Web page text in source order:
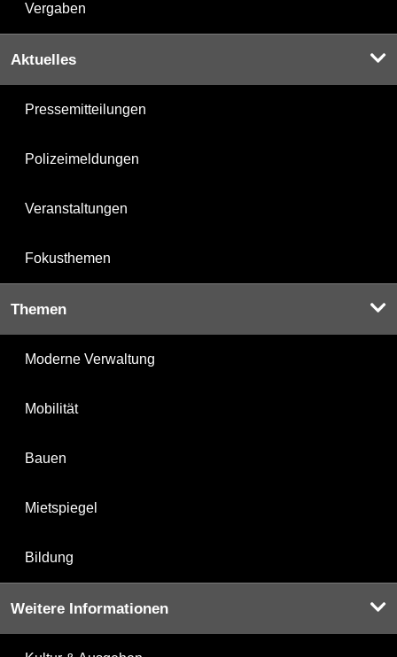
Vergaben
Aktuelles
Pressemitteilungen
Polizeimeldungen
Veranstaltungen
Fokusthemen
Themen
Moderne Verwaltung
Mobilität
Bauen
Mietspiegel
Bildung
Weitere Informationen